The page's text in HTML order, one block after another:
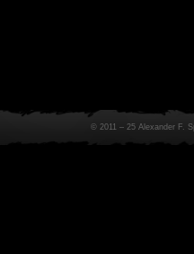
© 2011 – 25 Alexander F.